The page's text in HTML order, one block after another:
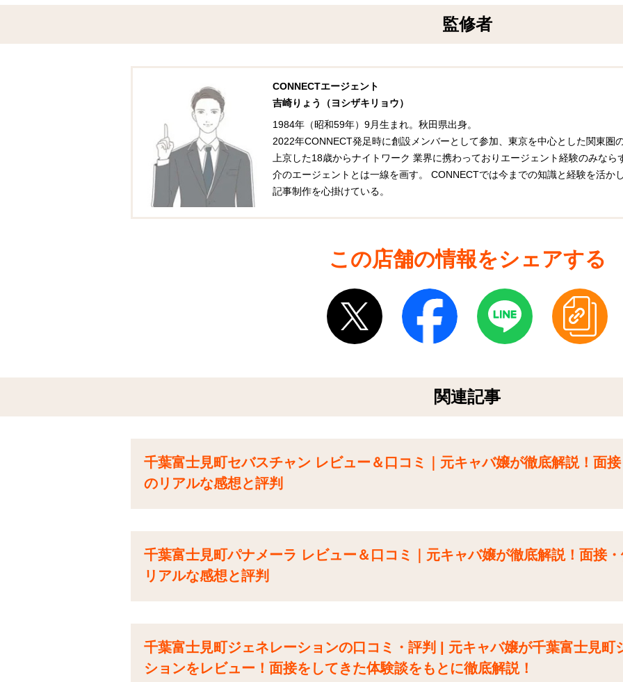
監修者
CONNECTエージェント
吉崎りょう（ヨシザキリョウ）
1984年（昭和59年）9月生まれ。秋田県出身。
2022年CONNECT発足時に創設メンバーとして参加、東京を中心とした関東圏
上京した18歳からナイトワーク 業界に携わっておりエージェント経験のみな
介のエージェントとは一線を画す。 CONNECTでは今までの知識と経験を活か
記事制作を心掛けている。
この店舗の情報をシェアする
関連記事
千葉富士見町セバスチャン レビュー＆口コミ｜元キャバ嬢が徹底解説！面
のリアルな感想と評判
千葉富士見町パナメーラ レビュー＆口コミ｜元キャバ嬢が徹底解説！面接
リアルな感想と評判
千葉富士見町ジェネレーションの口コミ・評判 | 元キャバ嬢が千葉富士見町
ションをレビュー！面接をしてきた体験談をもとに徹底解説！